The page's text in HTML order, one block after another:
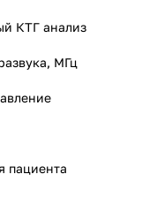
КТГ анализ
МГц
пациента